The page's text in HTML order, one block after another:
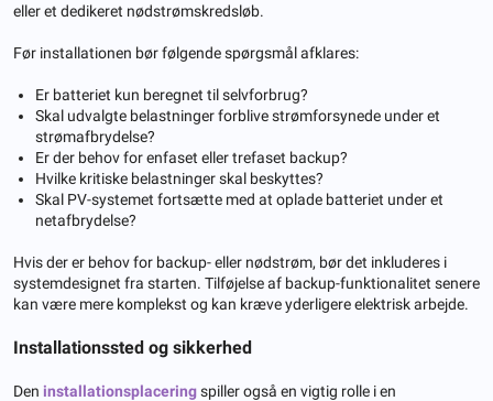
eller et dedikeret nødstrømskredsløb.
Før installationen bør følgende spørgsmål afklares:
Er batteriet kun beregnet til selvforbrug?
Skal udvalgte belastninger forblive strømforsynede under et
strømafbrydelse?
Er der behov for enfaset eller trefaset backup?
Hvilke kritiske belastninger skal beskyttes?
Skal PV-systemet fortsætte med at oplade batteriet under et
netafbrydelse?
Hvis der er behov for backup- eller nødstrøm, bør det inkluderes i
systemdesignet fra starten. Tilføjelse af backup-funktionalitet senere
kan være mere komplekst og kan kræve yderligere elektrisk arbejde.
Installationssted og sikkerhed
Den installationsplaceringspiller også en vigtig rolle i en